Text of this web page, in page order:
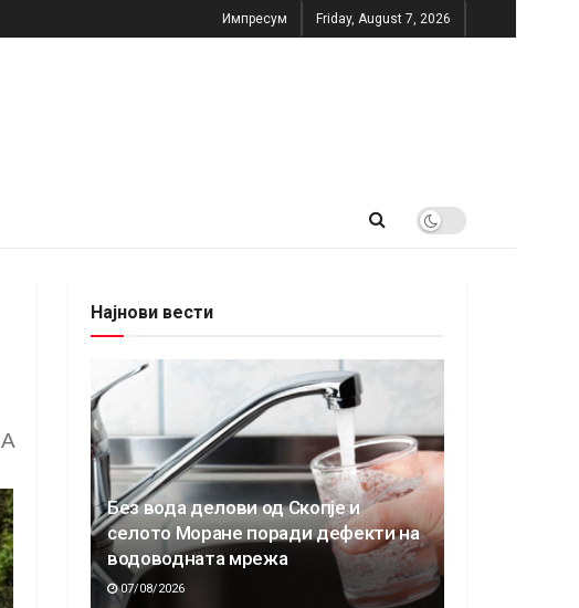
Импресум Friday, August 7, 2026
A
Најнови вести
Без вода делови од Скопје и
селото Моране поради дефекти на
водоводната мрежа
07/08/2026